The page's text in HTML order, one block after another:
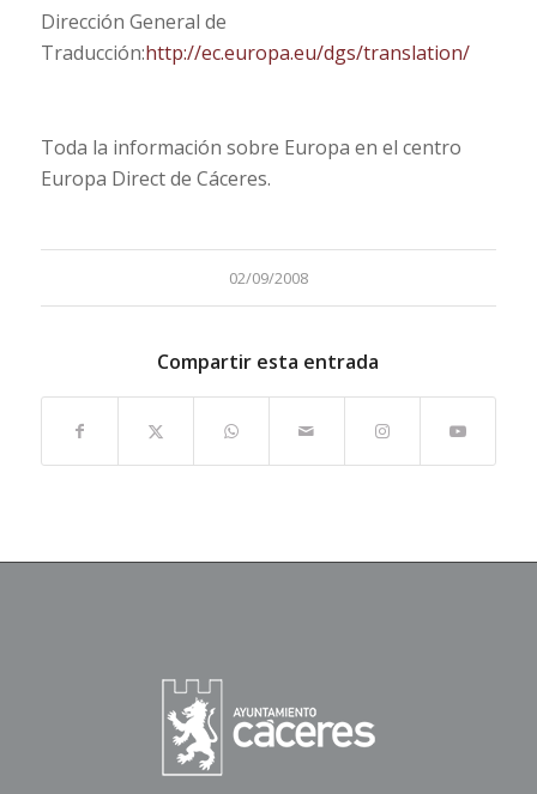
Dirección General de
Traducción:http://ec.europa.eu/dgs/translation/
Toda la información sobre Europa en el centro
Europa Direct de Cáceres.
02/09/2008
Compartir esta entrada